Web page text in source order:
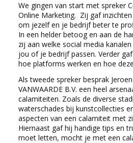
We gingen van start met spreker
Online Marketing. Zij gaf
om jezelf en je bedrijf beter te
In een helder betoog en aan de
zij aan welke social media
jou of je bedrijf passen. Verder
hoe platforms werken en hoe
Als tweede spreker besprak
VANWAARDE B.V. een heel
calamiteiten. Zoals de diverse
waterschades bij kunstcollecties
aspecten van een calamiteit met
Hiernaast gaf hij handige tips en
moet letten, mocht je met een